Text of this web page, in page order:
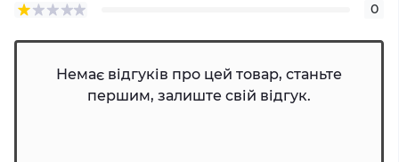
0
Немає відгуків про цей товар, станьте
першим, залиште свій відгук.